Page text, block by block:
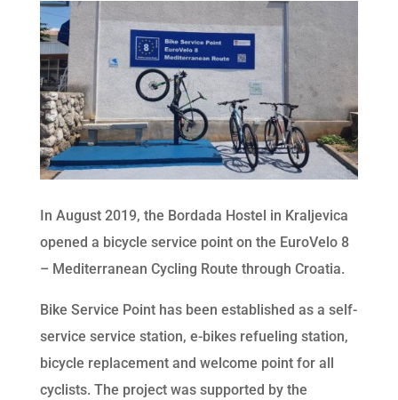
In August 2019, the Bordada Hostel in Kraljevica
opened a bicycle service point on the EuroVelo 8
– Mediterranean Cycling Route through Croatia.
Bike Service Point has been established as a self-
service service station, e-bikes refueling station,
bicycle replacement and welcome point for all
cyclists. The project was supported by the